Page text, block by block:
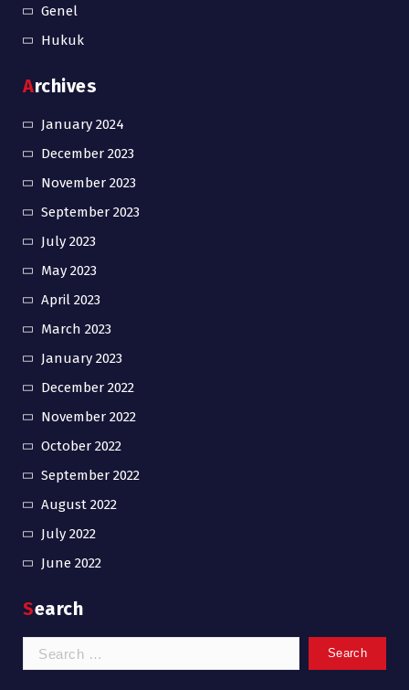
Genel
Hukuk
Archives
January 2024
December 2023
November 2023
September 2023
July 2023
May 2023
April 2023
March 2023
January 2023
December 2022
November 2022
October 2022
September 2022
August 2022
July 2022
June 2022
Search
Search
for: